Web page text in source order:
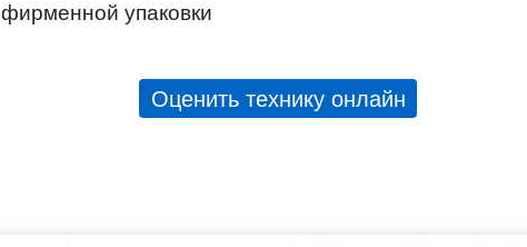
фирменной упаковки
Оценить технику онлайн